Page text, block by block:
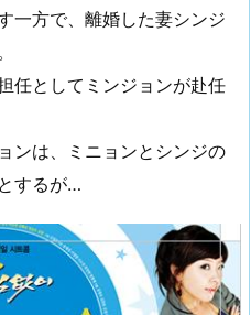
一方で、離婚した妻シンジ
任としてミンジョンが赴任
ンは、ミニョンとシンジの
するが…